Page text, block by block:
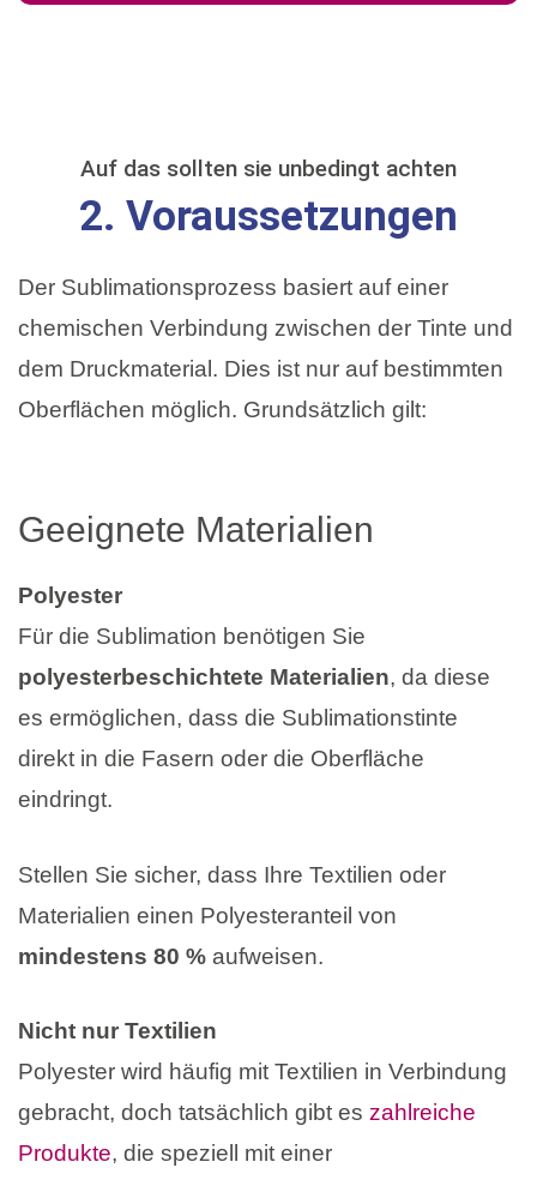
Auf das sollten sie unbedingt achten
2. Voraussetzungen
Der Sublimationsprozess basiert auf einer
chemischen Verbindung zwischen der Tinte und
dem Druckmaterial. Dies ist nur auf bestimmten
Oberflächen möglich. Grundsätzlich gilt:
Geeignete Materialien
Polyester
Für die Sublimation benötigen Sie
polyesterbeschichtete Materialien, da diese
es ermöglichen, dass die Sublimationstinte
direkt in die Fasern oder die Oberfläche
eindringt.
Stellen Sie sicher, dass Ihre Textilien oder
Materialien einen Polyesteranteil von
mindestens 80 % aufweisen.
Nicht nur Textilien
Polyester wird häufig mit Textilien in Verbindung
gebracht, doch tatsächlich gibt es zahlreiche
Produkte, die speziell mit einer